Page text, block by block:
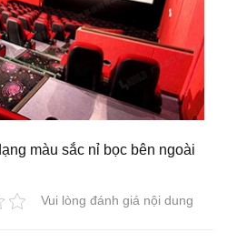
màu sắc nỉ bọc bên ngoài
Vui lòng đánh giá nội dung